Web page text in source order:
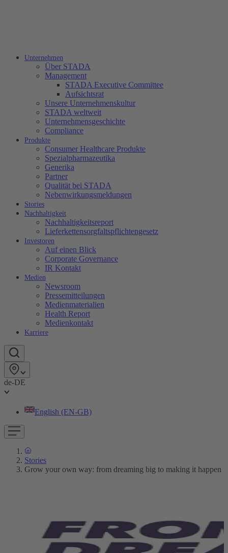
Unternehmen
Über STADA
Management
STADA Executive Committee
Aufsichtsrat
Unsere Unternehmenskultur
STADA weltweit
Unternehmensgeschichte
Compliance
Produkte
Consumer Healthcare Produkte
Spezialpharmazeutika
Generika
Partner
Qualität bei STADA
Nebenwirkungsmeldungen
Stories
Nachhaltigkeit
Nachhaltigkeitsreport
Lieferkettensorgfaltspflichtengesetz
Investoren
Auf einen Blick
Corporate Governance
IR Kontakt
Medien
Newsroom
Pressemitteilungen
Medienmaterialien
Health Report
Medienkontakt
Karriere
de-DE
English (EN-GB)
Stories
Grow your own way: from dreaming big to making it happen